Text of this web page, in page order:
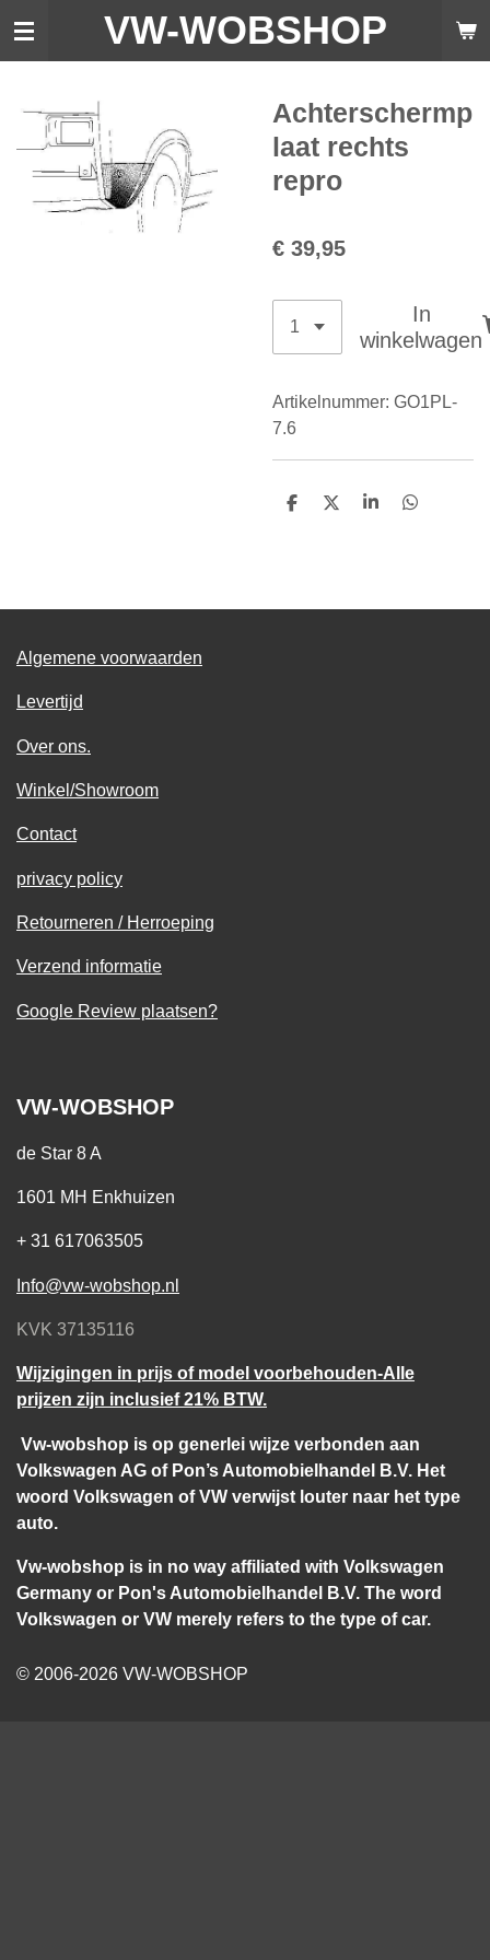
Ga
hoofdinhoud
VW-WOBSHOP
Achterschermp
laat rechts
repro
€ 39,95
In
winkelwagen
Artikelnummer: GO1PL-
7.6
D
D
S
D
Algemene voorwaarden
Levertijd
Over ons.
Winkel/Showroom
Contact
privacy policy
Retourneren / Herroeping
Verzend informatie
Google Review plaatsen?
VW-WOBSHOP
de Star 8 A
1601 MH Enkhuizen
+ 31 617063505
Info@vw-wobshop.nl
KVK 37135116
Wijzigingen in prijs of model voorbehouden-Alle
prijzen zijn inclusief 21% BTW.
Vw-wobshop is op generlei wijze verbonden aan
Volkswagen AG of Pon’s Automobielhandel B.V. Het
woord Volkswagen of VW verwijst louter naar het type
auto.
Vw-wobshop is in no way affiliated with Volkswagen
Germany or Pon's Automobielhandel B.V. The word
Volkswagen or VW merely refers to the type of car.
© 2006-2026 VW-WOBSHOP